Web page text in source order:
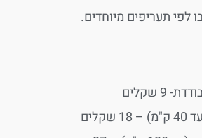
לפי תעריפים מיוחדים.
9 שקלים